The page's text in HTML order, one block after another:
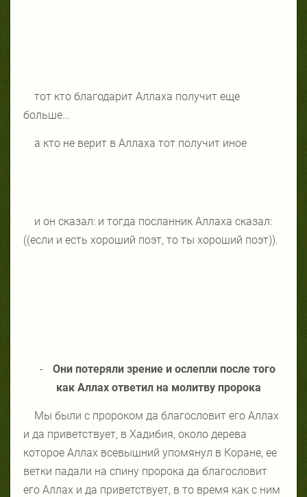
тот кто благодарит Аллаха получит еще
больше…
а кто не верит в Аллаха тот получит иное
и он сказал: и тогда посланник Аллаха сказал:
((если и есть хороший поэт, то ты хороший поэт)).
-
Они потеряли зрение и ослепли после того
как Аллах ответил на молитву пророка
Мы были с пророком да благословит его Аллах
и да приветствует, в Хадибия, около дерева
которое Аллах всевышний упомянул в Коране, ее
ветки падали на спину пророка да благословит
его Аллах и да приветствует, в то время как с ним